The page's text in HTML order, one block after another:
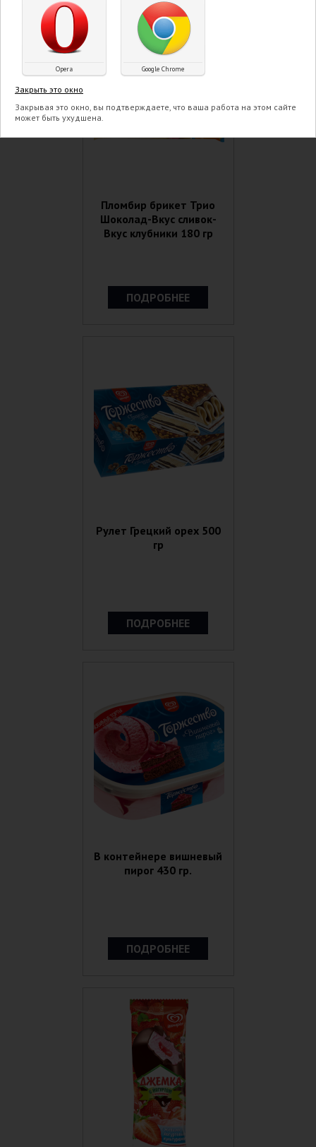
Пломбир брикет Трио
Шоколад-Вкус сливок-
Вкус клубники 180 гр
ПОДРОБНЕЕ
Рулет Грецкий орех 500
гр
ПОДРОБНЕЕ
В контейнере вишневый
пирог 430 гр.
ПОДРОБНЕЕ
Opera Google Chrome
Закрыть это окно
Закрывая это окно, вы подтверждаете, что ваша работа на этом сайте
может быть ухудшена.